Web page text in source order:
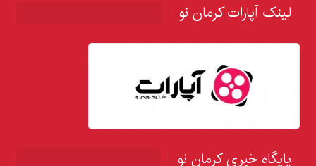
لینک آپارات کرمان نو
پایگاه خبری کرمان نو